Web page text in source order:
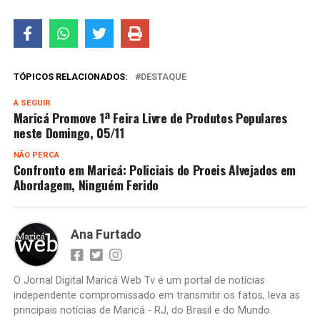
TÓPICOS RELACIONADOS: DESTAQUE
A SEGUIR
Maricá Promove 1ª Feira Livre de Produtos Populares
neste Domingo, 05/11
NÃO PERCA
Confronto em Maricá: Policiais do Proeis Alvejados em
Abordagem, Ninguém Ferido
Ana Furtado
O Jornal Digital Maricá Web Tv é um portal de notícias
independente compromissado em transmitir os fatos, leva as
principais notícias de Maricá - RJ, do Brasil e do Mundo.